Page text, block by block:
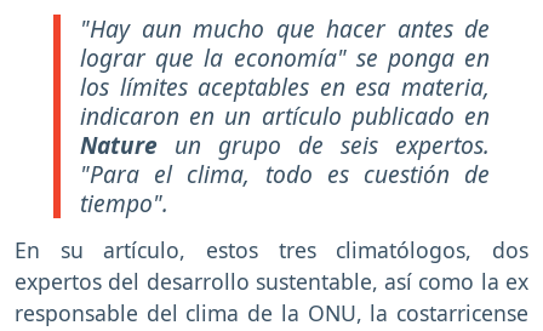
"Hay aun mucho que hacer antes de
lograr que la economía" se ponga en
los límites aceptables en esa materia,
indicaron en un artículo publicado en
Nature un grupo de seis expertos.
"Para el clima, todo es cuestión de
tiempo".
En su artículo, estos tres climatólogos, dos
expertos del desarrollo sustentable, así como la ex
responsable del clima de la ONU, la costarricense